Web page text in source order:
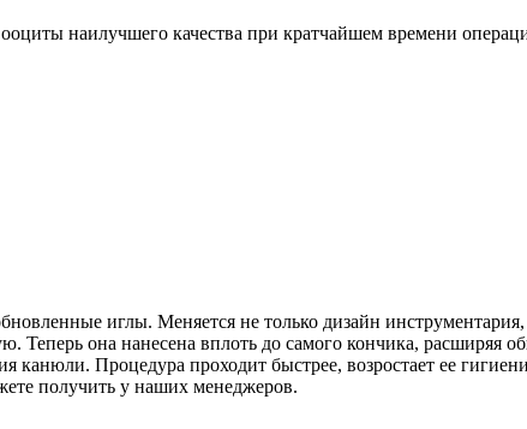
наилучшего качества при кратчайшем времени
иглы. Меняется не только дизайн
Теперь она нанесена вплоть до самого кончика, расширяя
Процедура проходит быстрее, возростает ее
получить у наших менеджеров.